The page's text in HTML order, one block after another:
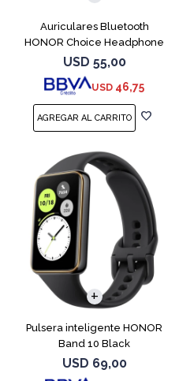
Auriculares Bluetooth
HONOR Choice Headphone
Black
USD 55,00
USD 46,75
Pulsera inteligente HONOR
Band 10 Black
USD 69,00